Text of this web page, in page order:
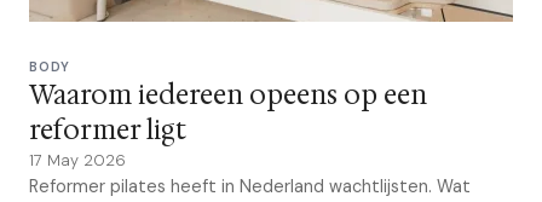
BODY
Waarom iedereen opeens op een
reformer ligt
17 May 2026
Reformer pilates heeft in Nederland wachtlijsten. Wat